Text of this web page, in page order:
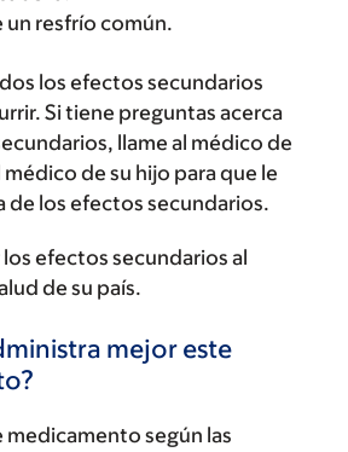
un resfrío común.
los efectos secundarios
Si tiene preguntas acerca
llame al médico de
médico de su hijo para que le
de los efectos secundarios.
efectos secundarios al
de su país.
mejor este
según las